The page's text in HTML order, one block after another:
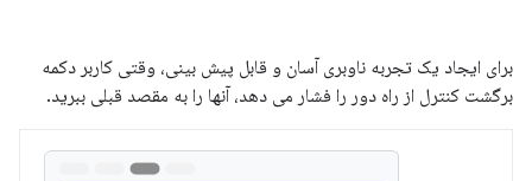
برای ایجاد یک تجربه ناوبری آسان و قابل پیش بینی، وقتی کاربر دکمه
برگشت کنترل از راه دور را فشار می دهد، آنها را به مقصد قبلی ببرید.